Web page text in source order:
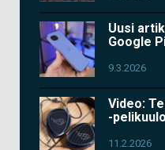
Uusi
Google
9.3.2026
Video:
-
11.2.2026